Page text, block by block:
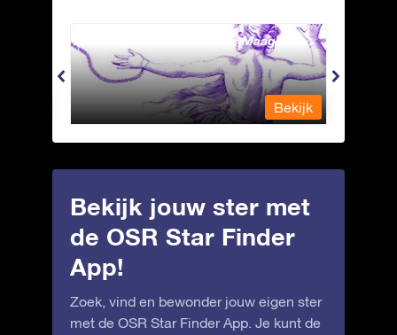
Andromeda - Geketende Maagd
Bekijk
Bekijk jouw ster met
de OSR Star Finder
App!
Zoek, vind en bewonder jouw eigen ster
met de OSR Star Finder App. Je kunt de